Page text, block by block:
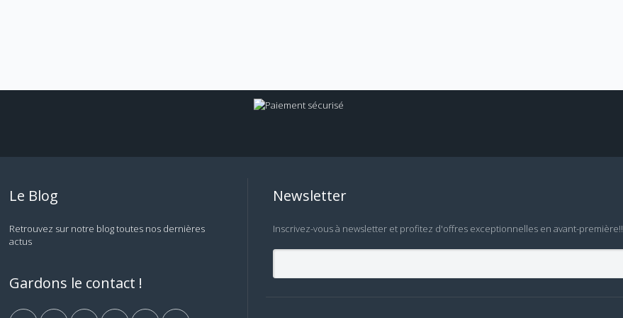
Le Blog
Retrouvez sur notre blog toutes nos dernières
actus
Gardons le contact !
Newsletter
Inscrivez-vous à newsletter et profitez d'offres exceptionnelles en avant-première!!